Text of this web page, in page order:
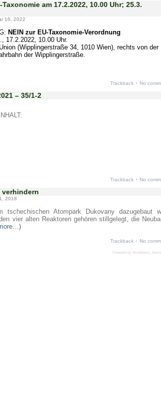
am 17.2.2022, 10.00 Uhr; 25.3.
16, 2022
NEIN zur EU-Taxonomie-Verordnung
17.2.2022, 10.00 Uhr.
(Wipplingerstraße 34, 1010 Wien), rechts von der
der Wipplingerstraße.
Trackback · No
– 35/1-2
Trackback · No
verhindern
2018
Atompark Dukovany dazugebaut
vier alten Reaktoren gehören stillgelegt, die
Trackback · No
Powered by Wordpress ,